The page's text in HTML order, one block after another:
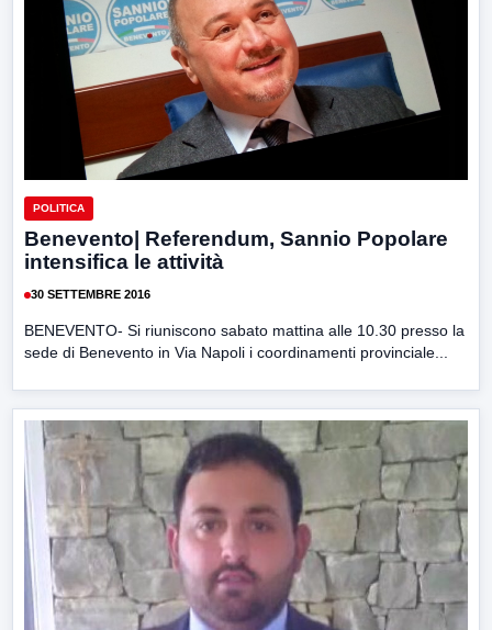
POLITICA
Benevento| Referendum, Sannio Popolare
intensifica le attività
30 SETTEMBRE 2016
BENEVENTO- Si riuniscono sabato mattina alle 10.30 presso la
sede di Benevento in Via Napoli i coordinamenti provinciale...